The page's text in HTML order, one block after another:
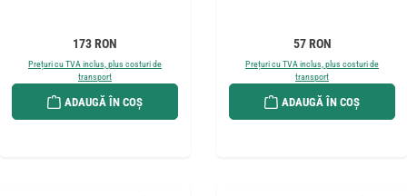
Preț obișnuit:
173 RON
Prețuri cu TVA inclus, plus costuri de
transport
ADAUGĂ ÎN COȘ
Preț obișnuit:
57 RON
Prețuri cu TVA inclus, plus costuri de
transport
ADAUGĂ ÎN COȘ